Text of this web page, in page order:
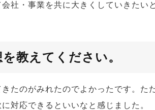
社・事業を共に大きくしていきたい
教えてください。
たのがみれたのでよかったです。ただ
対応できるといいなと感じました。